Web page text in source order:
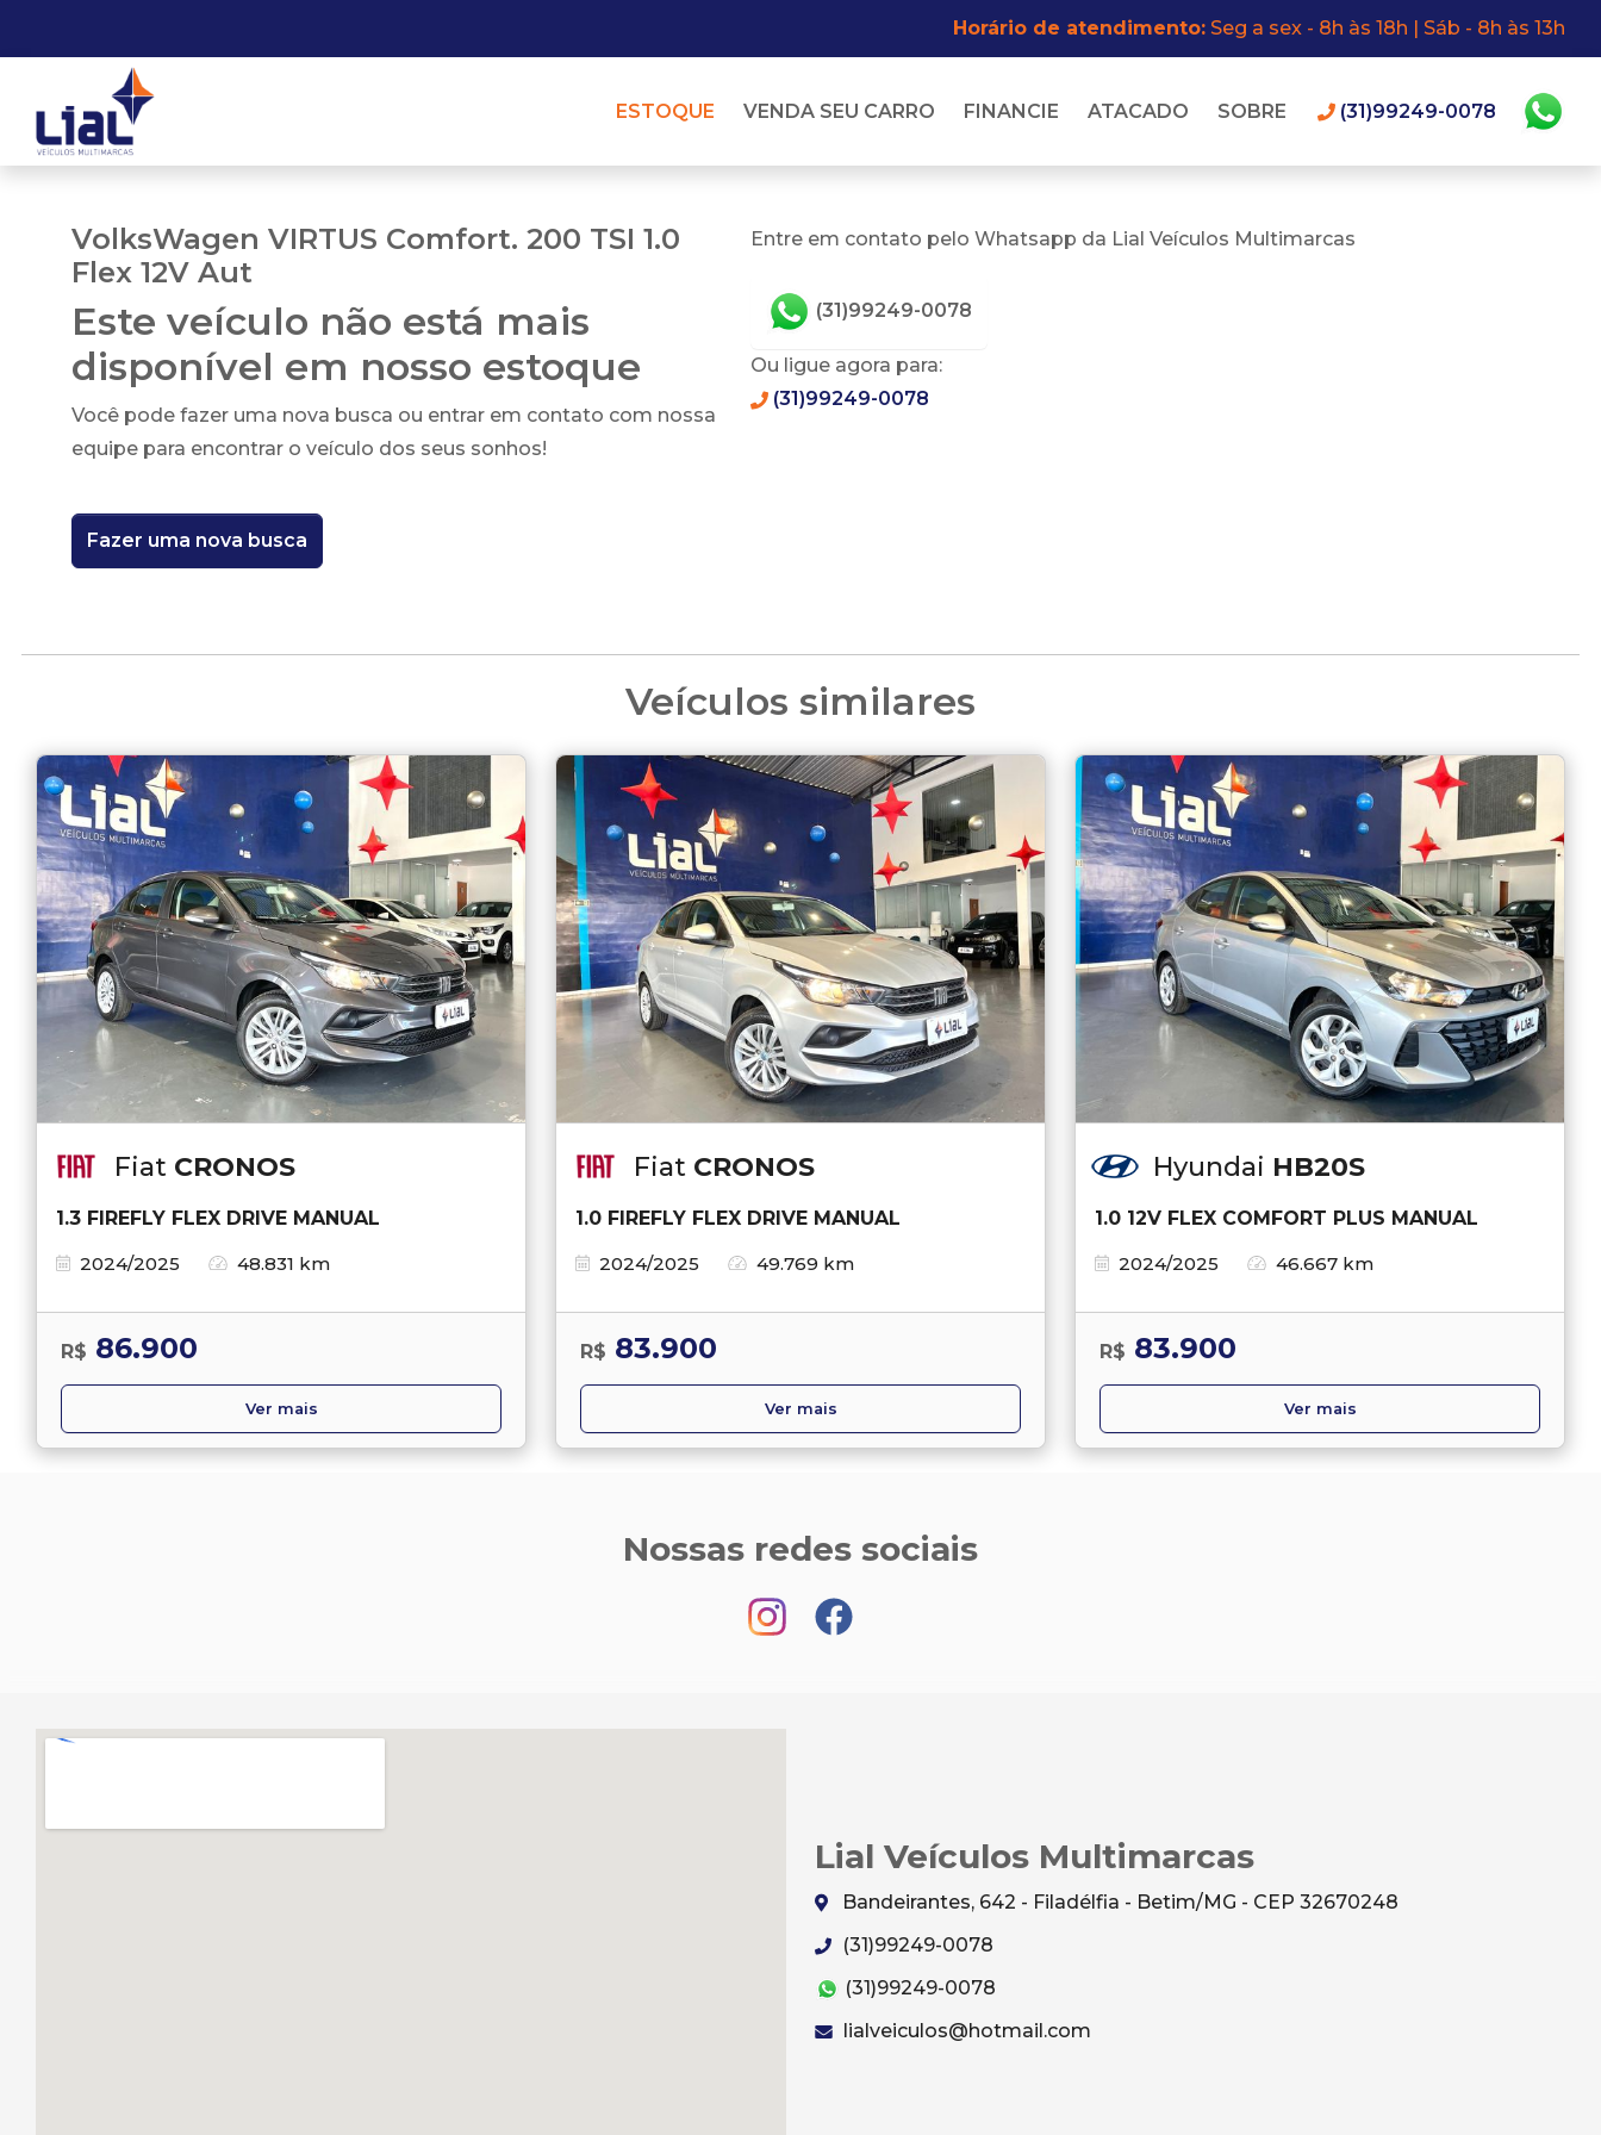
Horário de atendimento: Seg a sex - 8h às 18h | Sáb - 8h às 13h
ESTOQUE VENDA SEU CARRO FINANCIE ATACADO SOBRE (31)99249-0078
VolksWagen VIRTUS Comfort. 200 TSI 1.0
Flex 12V Aut
Este veículo não está mais
disponível em nosso estoque
Você pode fazer uma nova busca ou entrar em contato com nossa
equipe para encontrar o veículo dos seus sonhos!
Fazer uma nova busca
Entre em contato pelo Whatsapp da Lial Veículos Multimarcas
(31)99249-0078
Ou ligue agora para:
(31)99249-0078
Veículos similares
Fiat CRONOS
1.3 FIREFLY FLEX DRIVE MANUAL
2024/2025
48.831 km
R$ 86.900
Ver mais
Fiat CRONOS
1.0 FIREFLY FLEX DRIVE MANUAL
2024/2025
49.769 km
R$ 83.900
Ver mais
Hyundai HB20S
1.0 12V FLEX COMFORT PLUS MANUAL
2024/2025
46.667 km
R$ 83.900
Ver mais
Nossas redes sociais
Lial Veículos Multimarcas
Bandeirantes, 642 - Filadélfia - Betim/MG - CEP 32670248
(31)99249-0078
(31)99249-0078
lialveiculos@hotmail.com